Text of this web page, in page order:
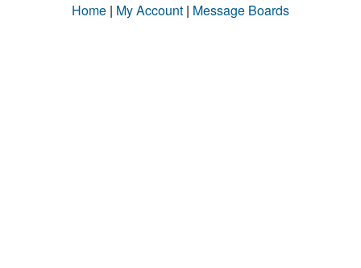
Home | My Account | Message Boards